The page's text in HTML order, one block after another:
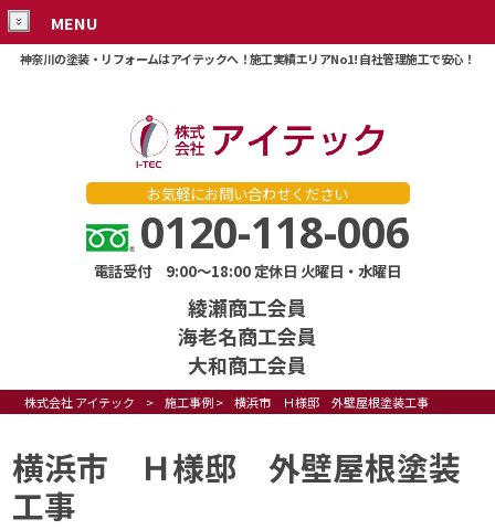
神奈川の塗装・リフォームはアイテックへ！施工実績エリアNo1! 自社管理施工で安心！
お気軽にお問い合わせください
0120-118-006
電話受付 9:00～18:00 定休日 火曜日・水曜日
綾瀬商工会員
海老名商工会員
大和商工会員
MENU
株式会社 アイテック > 施工事例> 横浜市 Ｈ様邸 外壁屋根塗装工事
横浜市 Ｈ様邸 外壁屋根塗装
工事